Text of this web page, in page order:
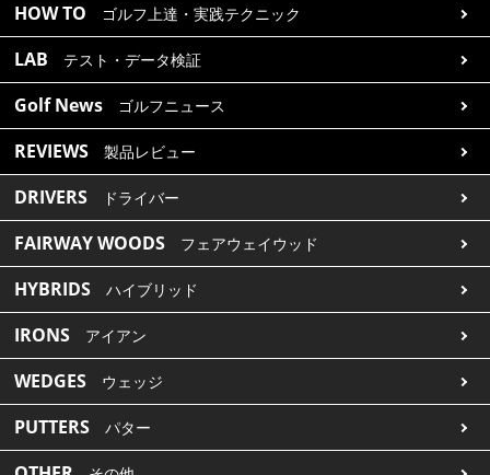
HOW TO ゴルフ上達・実践テクニック
LAB テスト・データ検証
Golf News ゴルフニュース
REVIEWS 製品レビュー
DRIVERS ドライバー
FAIRWAY WOODS フェアウェイウッド
HYBRIDS ハイブリッド
IRONS アイアン
WEDGES ウェッジ
PUTTERS パター